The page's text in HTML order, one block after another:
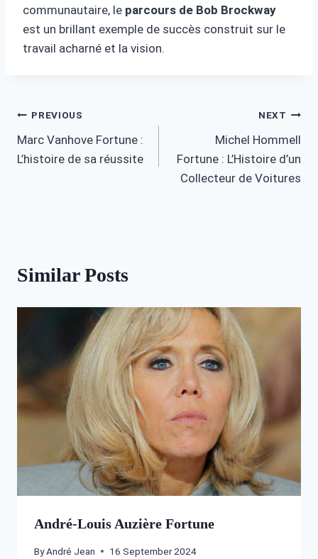
communautaire, le parcours de Bob Brockway
est un brillant exemple de succès construit sur le
travail acharné et la vision.
Post
navigation
PREVIOUS
Marc Vanhove Fortune :
L’histoire de sa réussite
NEXT
Michel Hommell
Fortune : L’Histoire d’un
Collecteur de Voitures
Similar Posts
André-Louis Auzière Fortune
ByAndré Jean 16 September 2024